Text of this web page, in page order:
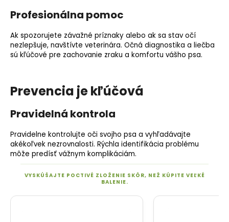
Profesionálna pomoc
Ak spozorujete závažné príznaky alebo ak sa stav očí
nezlepšuje, navštívte veterinára. Očná diagnostika a liečba
sú kľúčové pre zachovanie zraku a komfortu vášho psa.
Prevencia je kľúčová
Pravidelná kontrola
Pravidelne kontrolujte oči svojho psa a vyhľadávajte
akékoľvek nezrovnalosti. Rýchla identifikácia problému
môže predísť vážnym komplikáciám.